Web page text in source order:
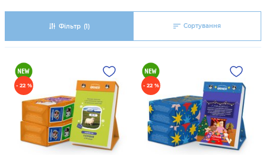
Фільтр (1) Сортування
- 22 % - 22 %